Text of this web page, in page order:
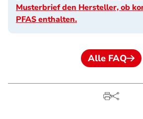
Musterbrief den Hersteller, ob
PFAS enthalten.
Alle FAQ